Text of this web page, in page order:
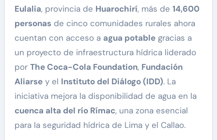
Eulalia, provincia de Huarochirí, más de 14,600
personasde cinco comunidades rurales ahora
cuentan con acceso a agua potablegracias a
un proyecto de infraestructura hídrica liderado
por The Coca-Cola Foundation, Fundación
Aliarsey el Instituto del Diálogo (IDD). La
iniciativa mejora la disponibilidad de agua en la
cuenca alta del río Rímac, una zona esencial
para la seguridad hídrica de Lima y el Callao.